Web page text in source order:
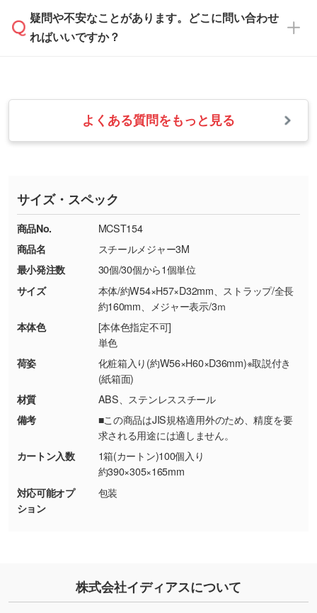
・フルカラーデータを1色に変換してほしい
・1色印刷でグラデーションや濃淡を表現した
い
す。→詳しく見る
・コーポレートカラーを使って印刷したい／印
刷色にこだわりがある
DIC・PANTONEなどのカラーチップの指定や、
現物支給による色指定も承っております。→詳
・背景がある画像からキャラクター部分だけを
使いたいです
シンプルな背景のデータや、使いたいキャラク
ター部分の輪郭がはっきりしているデータは切
り抜き処理が可能です。→詳しく見る
・持っているデータの背景が足りない／塗り足
しの作り方が分からない
合、シンプルな色・柄の背景であれば拡張が可
URLをご指定いただければ、QRコードを生成
いたします。配置のご相談にも応じています。
本体色がナチュラルなど淡色の場合、印刷をく
っきりと目立たせたいときは濃い印刷色が、柔
らかい雰囲気にしたいときは淡い印刷色が映え
また、お選びいただいた印刷色が本体色に合わ
ない場合や仕上がりに影響しそうな場合は、ス
速やかに対応いたします。
お手数をお掛けいたしますが、至急担当スタッ
フまでご連絡ください。商品の状況を確認し、
・お届け時に商品が損傷・故障している場合
・ご注文と異なる商品が届いた場合
・印刷不良があった場合
※詳しくは「商品の良品基準について
ください。
【返品・交換ができない場合】
・お客様の元で商品を加工された場合、または
商品が破損した場合
・商品到着後7日以上経過している場合
・お客様のご都合による返品・交換依頼(商
品・色・数量などの注文間違い等)
疑問や不安なことがあります。どこに問い合わせ
ればいいですか？
業日以内に担当スタッフよりメールにてご連絡
いたします。
お急ぎの場合はお電話でのご質問も受け付けて
TEL：0422-29-9911 営業時間10:00～
18:00(土日祝日除く)
お問い合わせフォームはこちら
よくある質問をもっと見る
サイズ・スペック
商品No.
MCST154
商品名
スチールメジャー3M
最小発注数
30個/30個から1個単位
サイズ
本体/約W54×H57×D32mm、ストラップ/全長
約160mm、メジャー表示/3ｍ
本体色
[本体色指定不可]
単色
荷姿
化粧箱入り(約W56×H60×D36mm)※取説付き
(紙箱面)
材質
ABS、ステンレススチール
備考
■この商品はJIS規格適用外のため、精度を要
求される用途には適しません。
カートン入数
1箱(カートン)100個入り
約390×305×165mm
対応可能オプ
ション
包装
株式会社イディアスについて